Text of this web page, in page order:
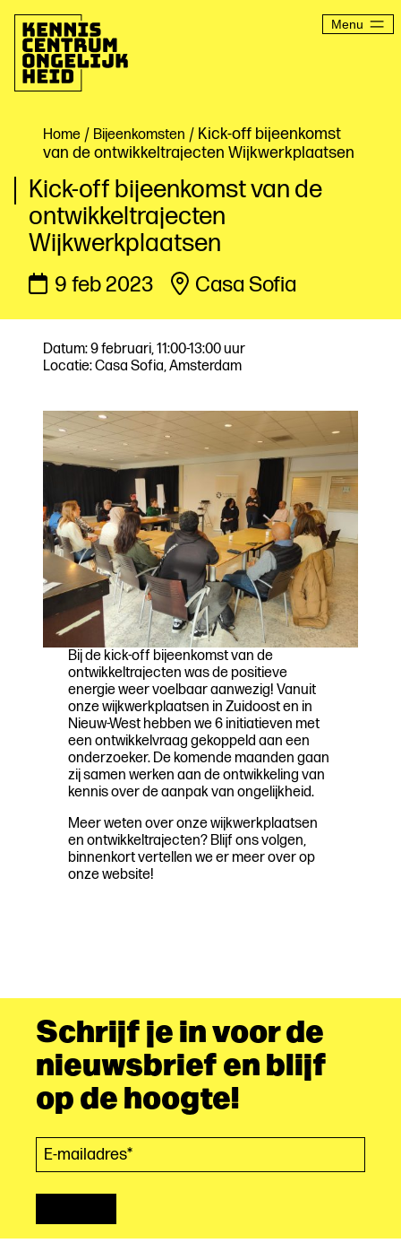
naar
inhoud
Menu
Home / Bijeenkomsten / Kick-off bijeenkomst
van de ontwikkeltrajecten Wijkwerkplaatsen
Kick-off bijeenkomst van de
ontwikkeltrajecten
Wijkwerkplaatsen
9 feb 2023 Casa Sofia
Datum: 9 februari, 11:00-13:00 uur
Locatie: Casa Sofia, Amsterdam
Bij de kick-off bijeenkomst van de
ontwikkeltrajecten was de positieve
energie weer voelbaar aanwezig! Vanuit
onze wijkwerkplaatsen in Zuidoost en in
Nieuw-West hebben we 6 initiatieven met
een ontwikkelvraag gekoppeld aan een
onderzoeker. De komende maanden gaan
zij samen werken aan de ontwikkeling van
kennis over de aanpak van ongelijkheid.
Meer weten over onze wijkwerkplaatsen
en ontwikkeltrajecten? Blijf ons volgen,
binnenkort vertellen we er meer over op
onze website!
Schrijf je in voor de
nieuwsbrief en blijf
op de hoogte!